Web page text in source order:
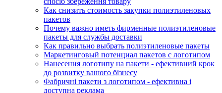
Как снизить стоимость закупки полиэтиленовых
пакетов
Почему важно иметь фирменные полиэтиленовые
пакеты для службы доставки
Как правильно выбрать полиэтиленовые пакеты
Маркетинговый потенциал пакетов с логотипом
Нанесення логотипу на пакети - ефективний крок
до розвитку вашого бізнесу
Фабричні пакети з логотипом - ефективна і
доступна реклама